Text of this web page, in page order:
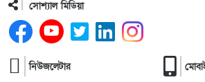
গরু চুরির অভিযোগে তাঁতী লীগ
শিকার, কারাগারে প্রেরণ
১২
গাজীপুর-৫ আসনের সাবেক এমপি
১৩
সোশ্যাল মিডিয়া
নিউজলেটার